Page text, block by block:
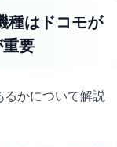
種はドコモが
要
るかについて解説